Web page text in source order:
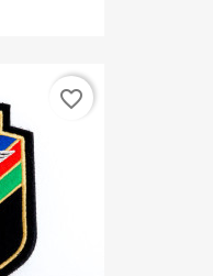
favorite_border